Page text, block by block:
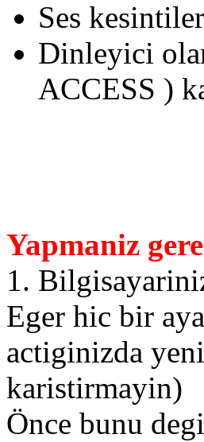
Ses
Dinleyici
ACCESS )
Yapmaniz
1.
Eger hic bir
actiginizda
karistirmayin)
Önce bunu